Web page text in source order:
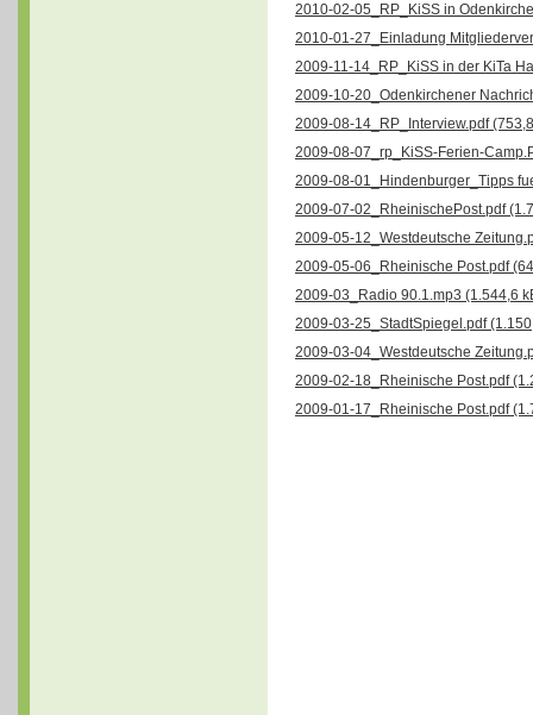
2010-02-05_RP_KiSS in
2010-01-27_Einladung
2009-11-14_RP_KiSS in der KiTa
2009-10-20_Odenkirchener
2009-08-14_RP_Interview.pdf
2009-08-07_rp_KiSS-Ferien-
2009-08-01_Hindenburger_Tipps
2009-07-02_RheinischePost.pdf
2009-05-12_Westdeutsche
2009-05-06_Rheinische Post.pdf
2009-03_Radio 90.1.mp3 (1.544,6
2009-03-25_StadtSpiegel.pdf
2009-03-04_Westdeutsche
2009-02-18_Rheinische Post.pdf
2009-01-17_Rheinische Post.pdf